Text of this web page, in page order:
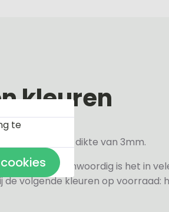
kleuren
hebben een dikte van 3mm.
maar tegenwoordig is het in
de volgende kleuren op voorraad:
te